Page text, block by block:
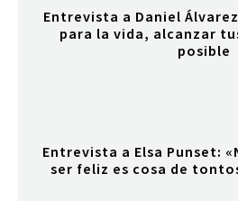
Entrevista a Daniel
para la vida, alcanzar
posible
Entrevista a Elsa Punset:
ser feliz es cosa de